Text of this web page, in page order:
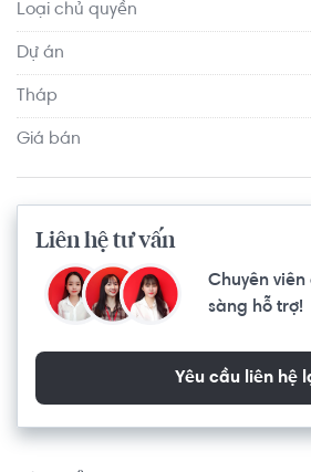
Loại chủ quyền
Dự án
Tháp
Giá bán
Liên hệ tư vấn
Chuyên viên
sàng hỗ trợ!
Yêu cầu liên hệ